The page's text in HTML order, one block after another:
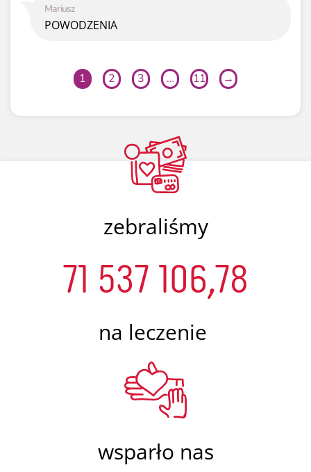
Mariusz
POWODZENIA
1 2 3 … 11 →
zebraliśmy
71 537 106,78
na leczenie
wsparło nas